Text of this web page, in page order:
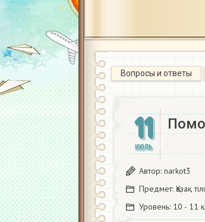
Вопросы и ответы
11
ИЮЛЬ
Автор: narkot3
Предмет: Қазақ тiлi
Уровень: 10 - 11